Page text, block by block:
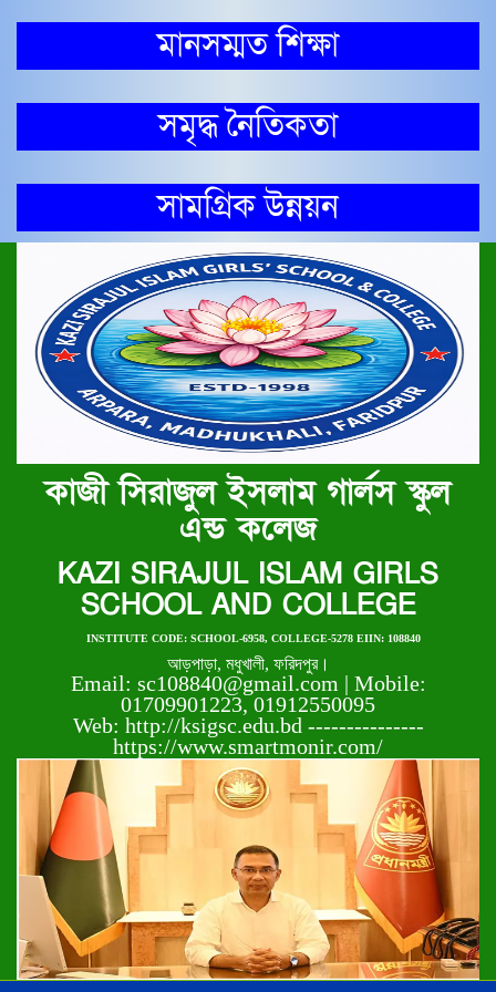
মানসম্মত শিক্ষা
সমৃদ্ধ নৈতিকতা
সামগ্রিক উন্নয়ন
কাজী সিরাজুল ইসলাম গার্লস স্কুল
এন্ড কলেজ
KAZI SIRAJUL ISLAM GIRLS
SCHOOL AND COLLEGE
INSTITUTE CODE: SCHOOL-6958, COLLEGE-5278 EIIN: 108840
আড়পাড়া, মধুখালী, ফরিদপুর।
Email: sc108840@gmail.com | Mobile:
01709901223, 01912550095
Web: http://ksigsc.edu.bd ---------------
https://www.smartmonir.com/